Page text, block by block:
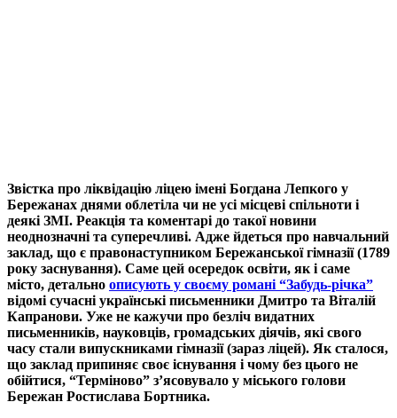
Звістка про ліквідацію ліцею імені Богдана Лепкого у
Бережанах днями облетіла чи не усі місцеві спільноти і
деякі ЗМІ. Реакція та коментарі до такої новини
неоднозначні та суперечливі. Адже йдеться про навчальний
заклад, що є правонаступником Бережанської гімназії (1789
року заснування). Саме цей осередок освіти, як і саме
місто, детально описують у своєму романі “Забудь-річка”
відомі сучасні українські письменники Дмитро та Віталій
Капранови. Уже не кажучи про безліч видатних
письменників, науковців, громадських діячів, які свого
часу стали випускниками гімназії (зараз ліцей). Як сталося,
що заклад припиняє своє існування і чому без цього не
обійтися, “Терміново” з’ясовувало у міського голови
Бережан Ростислава Бортника.